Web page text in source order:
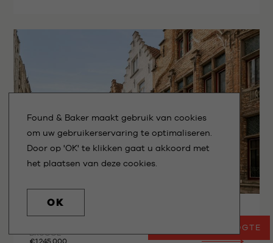
Architecturale stadswoning
BRUGGE
BLIJF OP DE HOOGTE
Found & Baker maakt gebruik van cookies
om uw gebruikerservaring te optimaliseren.
Door op 'OK' te klikken gaat u akkoord met
het plaatsen van deze cookies.
OK